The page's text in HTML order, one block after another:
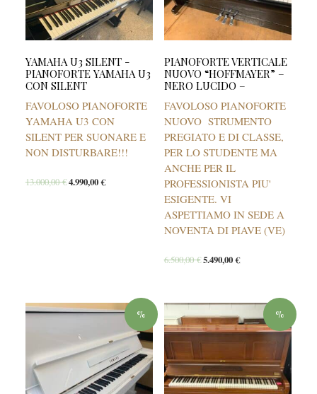
YAMAHA U3 SILENT -
PIANOFORTE YAMAHA U3
CON SILENT
FAVOLOSO PIANOFORTE
YAMAHA U3 CON
SILENT PER SUONARE E
NON DISTURBARE!!!
13.000,00€4.990,00€
PIANOFORTE VERTICALE
NUOVO “HOFFMAYER” –
NERO LUCIDO –
FAVOLOSO PIANOFORTE
NUOVO STRUMENTO
PREGIATO E DI CLASSE,
PER LO STUDENTE MA
ANCHE PER IL
PROFESSIONISTA PIU'
ESIGENTE. VI
ASPETTIAMO IN SEDE A
NOVENTA DI PIAVE (VE)
6.500,00€5.490,00€
% %